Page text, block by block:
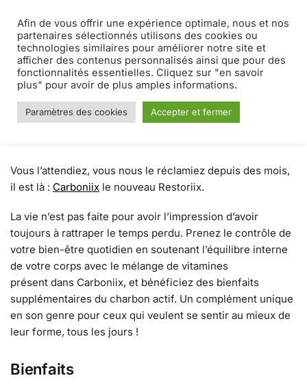
MENU 0
Accueil / Blog Carboniix : le nouveau Restoriix est arrivé !
Carboniix : le nouveau
Restoriix est arrivé !
Vous l’attendiez, vous nous le réclamiez depuis des mois,
il est là : Carboniix le nouveau Restoriix.
La vie n’est pas faite pour avoir l’impression d’avoir
toujours à rattraper le temps perdu. Prenez le contrôle de
votre bien-être quotidien en soutenant l’équilibre interne
de votre corps avec le mélange de vitamines
présent dans Carboniix, et bénéficiez des bienfaits
supplémentaires du charbon actif. Un complément unique
en son genre pour ceux qui veulent se sentir au mieux de
leur forme, tous les jours !
Bienfaits
Afin de vous offrir une expérience optimale, nous et nos
partenaires sélectionnés utilisons des cookies ou
technologies similaires pour améliorer notre site et
afficher des contenus personnalisés ainsi que pour des
fonctionnalités essentielles. Cliquez sur "en savoir
plus" pour avoir de plus amples informations.
Paramètres des cookies Accepter et fermer